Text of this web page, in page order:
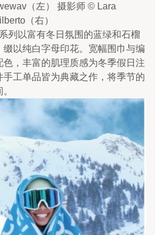
（左） 摄影师 © Lara
（右）
列以富有冬日氛围的蓝绿和石榴
以纯白字母印花。宽幅围巾与编
，丰富的肌理质感为冬季假日注
手工单品皆为典藏之作，将季节的